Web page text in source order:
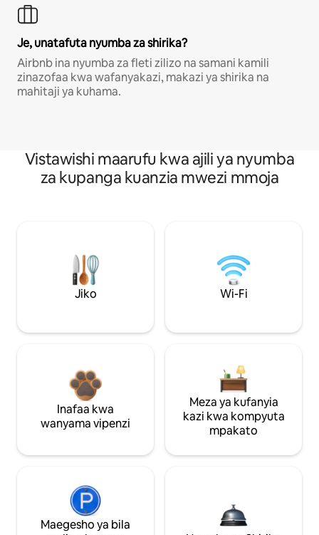
Je, unatafuta nyumba za shirika?
Airbnb ina nyumba za fleti zilizo na samani kamili
zinazofaa kwa wafanyakazi, makazi ya shirika na
mahitaji ya kuhama.
Vistawishi maarufu kwa ajili ya nyumba
za kupanga kuanzia mwezi mmoja
Jiko Wi-Fi
Inafaa kwa
wanyama vipenzi
Meza ya kufanyia
kazi kwa kompyuta
mpakato
Maegesho ya bila